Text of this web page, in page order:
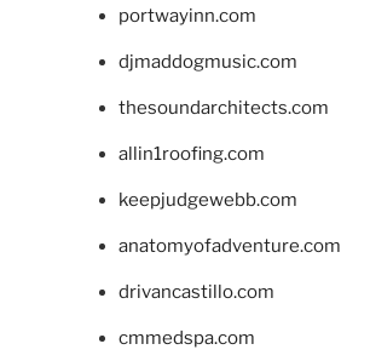
portwayinn.com
djmaddogmusic.com
thesoundarchitects.com
allin1roofing.com
keepjudgewebb.com
anatomyofadventure.com
drivancastillo.com
cmmedspa.com